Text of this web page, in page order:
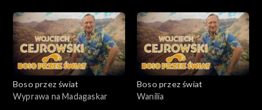
Boso przez świat
Wyprawa na Madagaskar
Boso przez świat
Wanilia